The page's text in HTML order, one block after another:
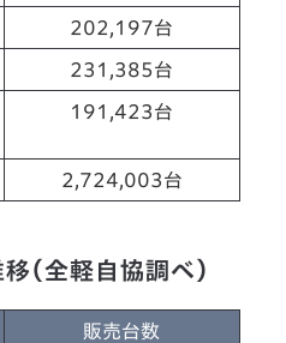
202,197台
231,385台
191,423台
2,724,003台
（全軽自協調べ）
販売台数